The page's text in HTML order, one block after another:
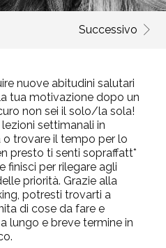
Successivo
nuove abitudini salutari
tua motivazione dopo un
non sei il solo/la sola!
settimanali in
o trovare il tempo per lo
presto ti senti sopraffatt*
finisci per rilegare agli
priorità. Grazie alla
potresti trovarti a
di cose da fare e
lungo e breve termine in